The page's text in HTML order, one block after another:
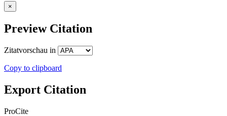
×
Preview Citation
Zitatvorschau in
Copy to clipboard
Export Citation
ProCite